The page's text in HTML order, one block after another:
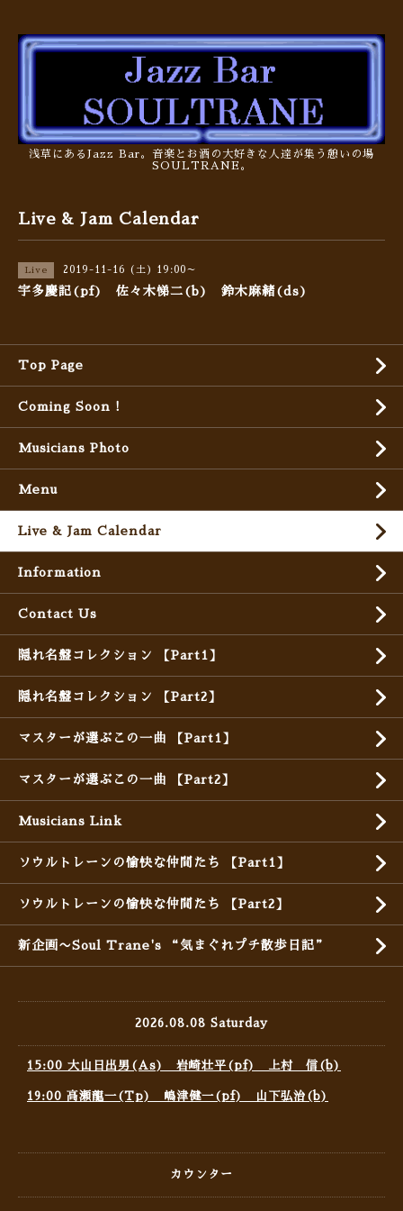
浅草にあるJazz Bar。音楽とお酒の大好きな人達が集う憩いの場
SOULTRANE。
Live & Jam Calendar
Live 2019-11-16 (土) 19:00～
宇多慶記(pf) 佐々木悌二(b) 鈴木麻緒(ds)
Top Page
Coming Soon !
Musicians Photo
Menu
Live & Jam Calendar
Information
Contact Us
隠れ名盤コレクション 【Part1】
隠れ名盤コレクション 【Part2】
マスターが選ぶこの一曲 【Part1】
マスターが選ぶこの一曲 【Part2】
Musicians Link
ソウルトレーンの愉快な仲間たち 【Part1】
ソウルトレーンの愉快な仲間たち 【Part2】
新企画〜Soul Trane's “気まぐれプチ散歩日記”
2026.08.08 Saturday
15:00 大山日出男(As) 岩崎壮平(pf) 上村 信(b)
19:00 高瀬龍一(Tp) 嶋津健一(pf) 山下弘治(b)
カウンター